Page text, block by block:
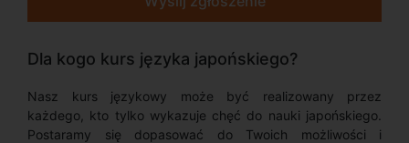
Dla kogo kurs języka japońskiego?
Nasz kurs językowy może być realizowany przez
każdego, kto tylko wykazuje chęć do nauki japońskiego.
Postaramy się dopasować do Twoich możliwości i